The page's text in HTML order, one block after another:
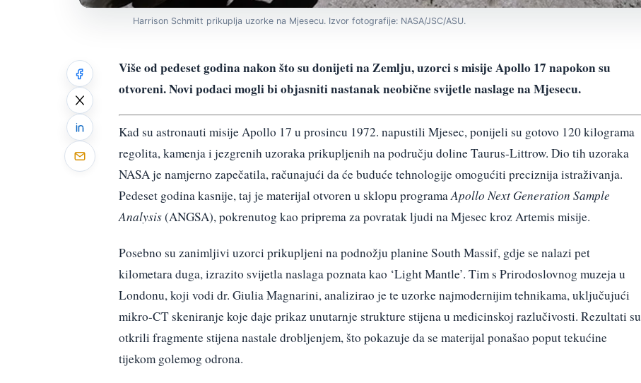
Harrison Schmitt prikuplja uzorke na Mjesecu. Izvor fotografije: NASA/JSC/ASU.
Više od pedeset godina nakon što su donijeti na Zemlju, uzorci s misije Apollo 17 napokon su
otvoreni. Novi podaci mogli bi objasniti nastanak neobične svijetle naslage na Mjesecu.
Kad su astronauti misije Apollo 17 u prosincu 1972. napustili Mjesec, ponijeli su gotovo 120 kilograma
regolita, kamenja i jezgrenih uzoraka prikupljenih na području doline Taurus-Littrow. Dio tih uzoraka
NASA je namjerno zapečatila, računajući da će buduće tehnologije omogućiti preciznija istraživanja.
Pedeset godina kasnije, taj je materijal otvoren u sklopu programaApollo Next Generation Sample
Analysis(ANGSA), pokrenutog kao priprema za povratak ljudi na Mjesec kroz Artemis misije.
Posebno su zanimljivi uzorci prikupljeni na podnožju planine South Massif, gdje se nalazi pet
kilometara duga, izrazito svijetla naslaga poznata kao ‘Light Mantle’. Tim s Prirodoslovnog muzeja u
Londonu, koji vodi dr. Giulia Magnarini, analizirao je te uzorke najmodernijim tehnikama, uključujući
mikro-CT skeniranje koje daje prikaz unutarnje strukture stijena u medicinskoj razlučivosti. Rezultati su
otkrili fragmente stijena nastale drobljenjem, što pokazuje da se materijal ponašao poput tekućine
tijekom golemog odrona.